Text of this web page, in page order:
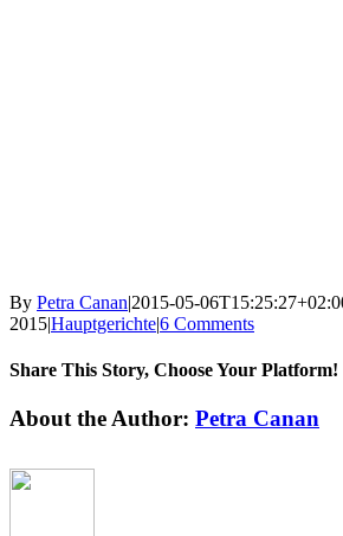
By Petra Canan|2015-05-
2015|Hauptgerichte|6 Comments
Share This Story, Choose Your Platform!
Facebook
X
Reddit
LinkedIn
Tumblr
Pinterest
Vk
Email
About the Author: Petra Canan